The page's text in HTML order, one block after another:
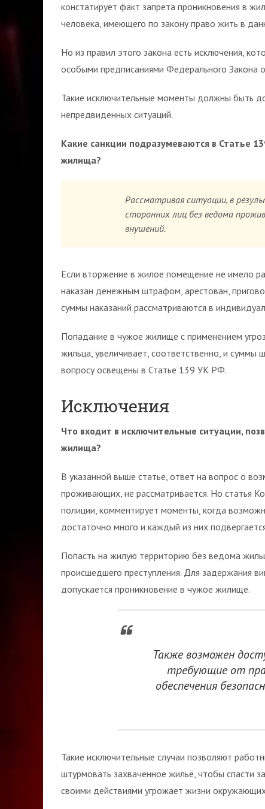
констатирует факт запрета проникновения в
человека, имеющего по закону право жить в
Но из правил этого закона есть исключения,
особыми предписаниями Федерального Закона
Такие исключительные моменты должны быть
непредвиденных ситуаций.
Какие санкции подразумеваются в Статье
жилища?
Рассматривая ситуации, в
сторонних лиц без ведома
внушений.
Если вторжение в жилое помещение не имело
наказан денежным штрафом, арестован,
суммы наказаний рассматриваются в
Попадание в чужое жилище с применением
жильца, увеличивает, соответственно, и суммы
вопросу освещены в Статье 139 УК РФ.
Исключения
Что входит в исключительные ситуации,
жилища?
В указанной выше статье, ответ на вопрос о
проживающих, не рассматривается. Но статья
полиции, комментирует моменты, когда
достаточно много и каждый из них
Попасть на жилую территорию без ведома
происшедшего преступления. Для задержания
допускается проникновение в чужое жилище.
Также возможен
требующие от
обеспечения
Такие исключительные случаи позволяют
штурмовать захваченное жильё, чтобы спасти
своими действиями угрожает жизни